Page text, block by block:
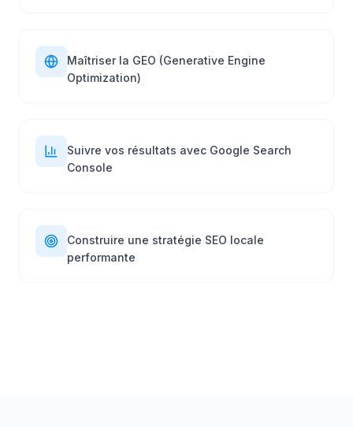
Maîtriser la GEO (Generative Engine
Optimization)
Suivre vos résultats avec Google Search
Console
Construire une stratégie SEO locale
performante